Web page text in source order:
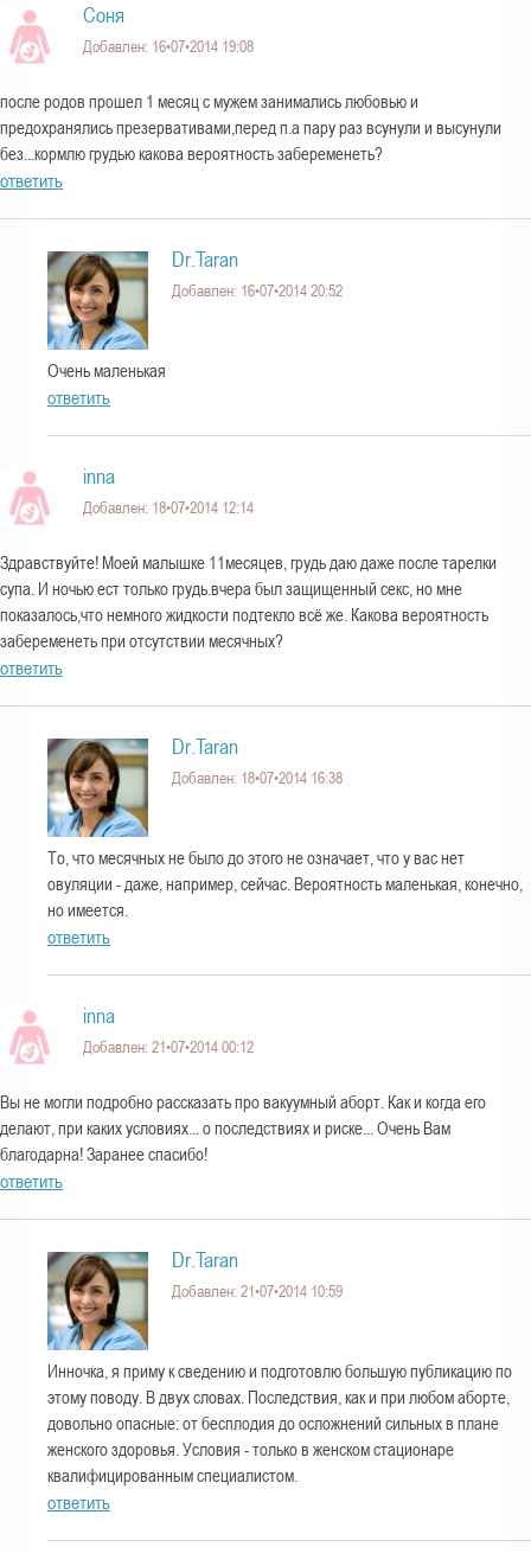
Соня
Добавлен: 16•07•2014 19:08
после родов прошел 1 месяц с мужем занимались любовью и
предохранялись презервативами,перед п.а пару раз всунули и высунули
без...кормлю грудью какова вероятность забеременеть?
ответить
Dr.Taran
Добавлен: 16•07•2014 20:52
Очень маленькая
ответить
inna
Добавлен: 18•07•2014 12:14
Здравствуйте! Моей малышке 11месяцев, грудь даю даже после тарелки
супа. И ночью ест только грудь.вчера был защищенный секс, но мне
показалось,что немного жидкости подтекло всё же. Какова вероятность
забеременеть при отсутствии месячных?
ответить
Dr.Taran
Добавлен: 18•07•2014 16:38
То, что месячных не было до этого не означает, что у вас нет
овуляции - даже, например, сейчас. Вероятность маленькая, конечно,
но имеется.
ответить
inna
Добавлен: 21•07•2014 00:12
Вы не могли подробно рассказать про вакуумный аборт. Как и когда его
делают, при каких условиях... о последствиях и риске... Очень Вам
благодарна! Заранее спасибо!
ответить
Dr.Taran
Добавлен: 21•07•2014 10:59
Инночка, я приму к сведению и подготовлю большую публикацию по
этому поводу. В двух словах. Последствия, как и при любом аборте,
довольно опасные: от бесплодия до осложнений сильных в плане
женского здоровья. Условия - только в женском стационаре
квалифицированным специалистом.
ответить